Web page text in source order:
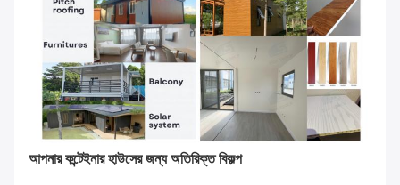
আপনার কন্টেইনার হাউসের জন্য অতিরিক্ত বিকল্প